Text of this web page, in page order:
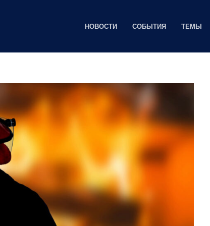
НОВОСТИ СОБЫТИЯ ТЕМЫ